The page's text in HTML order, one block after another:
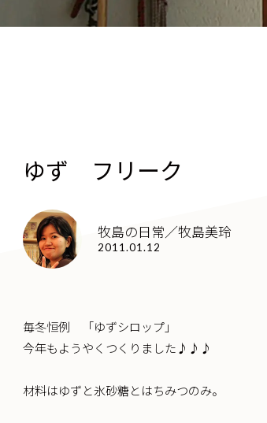
ゆず フリーク
牧島の日常／牧島美玲
2011.01.12
毎冬恒例 「ゆずシロップ」
今年もようやくつくりました♪♪♪
材料はゆずと氷砂糖とはちみつのみ。